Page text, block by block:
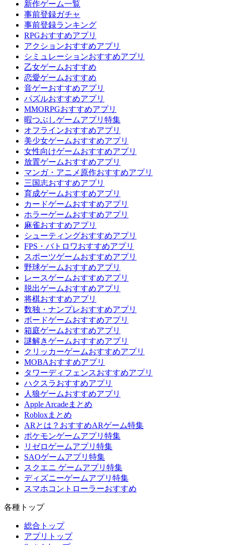
新作ゲーム一覧
事前登録ガチャ
事前登録ランキング
RPGおすすめアプリ
アクションおすすめアプリ
シミュレーションおすすめアプリ
乙女ゲームおすすめ
恋愛ゲームおすすめ
音ゲーおすすめアプリ
パズルおすすめアプリ
MMORPGおすすめアプリ
暇つぶしゲームアプリ特集
オフラインおすすめアプリ
美少女ゲームおすすめアプリ
女性向けゲームおすすめアプリ
放置ゲームおすすめアプリ
マンガ・アニメ原作おすすめアプリ
三国志おすすめアプリ
育成ゲームおすすめアプリ
カードゲームおすすめアプリ
ホラーゲームおすすめアプリ
麻雀おすすめアプリ
シューティングおすすめアプリ
FPS・バトロワおすすめアプリ
スポーツゲームおすすめアプリ
野球ゲームおすすめアプリ
レースゲームおすすめアプリ
脱出ゲームおすすめアプリ
将棋おすすめアプリ
数独・ナンプレおすすめアプリ
ボードゲームおすすめアプリ
箱庭ゲームおすすめアプリ
謎解きゲームおすすめアプリ
クリッカーゲームおすすめアプリ
MOBAおすすめアプリ
タワーディフェンスおすすめアプリ
ハクスラおすすめアプリ
人狼ゲームおすすめアプリ
Apple Arcadeまとめ
Robloxまとめ
ARとは？おすすめARゲーム特集
ポケモンゲームアプリ特集
リゼロゲームアプリ特集
SAOゲームアプリ特集
スクエニ ゲームアプリ特集
ディズニーゲームアプリ特集
スマホコントローラーおすすめ
各種トップ
総合トップ
アプリトップ